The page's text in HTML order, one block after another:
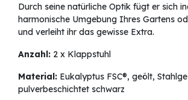
Durch seine natürliche Optik fügt er sich
harmonische Umgebung Ihres Gartens
und verleiht ihr das gewisse Extra.
Anzahl: 2 x Klappstuhl
Material: Eukalyptus FSC®, geölt,
pulverbeschichtet schwarz